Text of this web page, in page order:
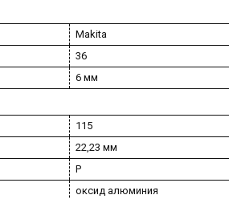
Makita
36
6 мм
115
22,23 мм
P
оксид алюминия